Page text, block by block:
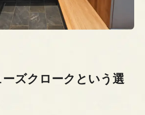
ズクロークという選